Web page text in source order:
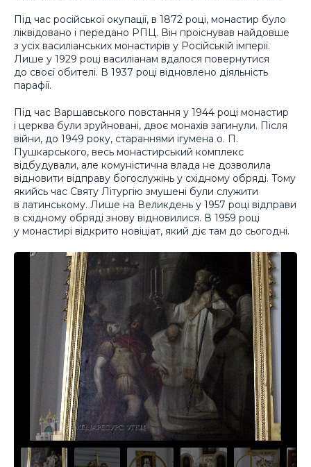
Під час російської окупації, в 1872 році, монастир було
ліквідовано і передано РПЦ. Він проіснував найдовше
з усіх василіанських монастирів у Російській імперії.
Лише у 1929 році василіанам вдалося повернутися
до своєї обителі. В 1937 році відновлено діяльність
парафії.
Під час Варшавського повстання у 1944 році монастир
і церква були зруйновані, двоє монахів загинули. Після
війни, до 1949 року, стараннями ігумена о. П.
Пушкарського, весь монастирський комплекс
відбудували, але комуністична влада не дозволила
відновити відправу богослужінь у східному обряді. Тому
якийсь час Святу Літургію змушені були служити
в латинському. Лише на Великдень у 1957 році відправи
в східному обряді знову відновилися. В 1959 році
у монастирі відкрито новіціат, який діє там до сьогодні.